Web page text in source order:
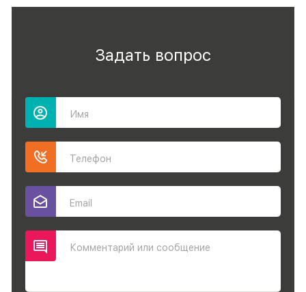
Задать вопрос
Имя
Телефон
Email
Комментарий или сообщение